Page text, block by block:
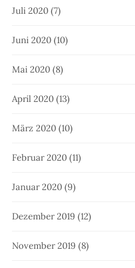
Juli 2020 (7)
Juni 2020 (10)
Mai 2020 (8)
April 2020 (13)
März 2020 (10)
Februar 2020 (11)
Januar 2020 (9)
Dezember 2019 (12)
November 2019 (8)